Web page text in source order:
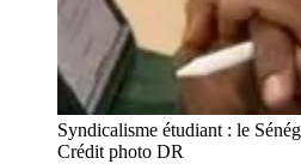
Syndicalisme étudiant : le
Crédit photo DR